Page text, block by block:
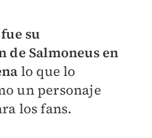
fue su
Salmoneus en
lo que lo
un personaje
los fans.